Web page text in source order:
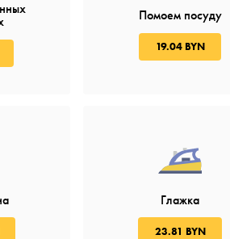
Помоем посуду
19.04 BYN
Глажка
23.81 BYN